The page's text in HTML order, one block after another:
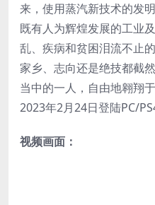
来，使用蒸汽新技术的发
既有人为辉煌发展的工业
乱、疾病和贫困泪流不止
家乡、志向还是绝技都截
当中的一人，自由地翱翔
2023年2月24日登陆PC/
视频画面：